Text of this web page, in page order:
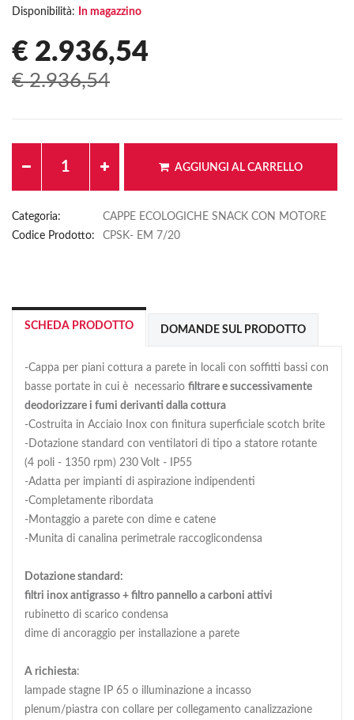
Disponibilità: In magazzino
€ 2.936,54
€ 2.936,54
AGGIUNGI AL CARRELLO
Categoria:
CAPPE ECOLOGICHE SNACK CON MOTORE
Codice Prodotto:
CPSK- EM 7/20
SCHEDA PRODOTTO DOMANDE SUL PRODOTTO
-Cappa per piani cottura a parete in locali con soffitti bassi con
basse portate in cui è necessario filtrare e successivamente
deodorizzare i fumi derivanti dalla cottura
-Costruita in Acciaio Inox con finitura superficiale scotch brite
-Dotazione standard con ventilatori di tipo a statore rotante
(4 poli - 1350 rpm) 230 Volt - IP55
-Adatta per impianti di aspirazione indipendenti
-Completamente ribordata
-Montaggio a parete con dime e catene
-Munita di canalina perimetrale raccoglicondensa
Dotazione standard:
filtri inox antigrasso + filtro pannello a carboni attivi
rubinetto di scarico condensa
dime di ancoraggio per installazione a parete
A richiesta:
lampade stagne IP 65 o illuminazione a incasso
plenum/piastra con collare per collegamento canalizzazione